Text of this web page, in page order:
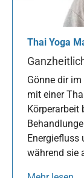
Thai Yoga
Gönne dir
mit einer
Körperarbeit
Energiefluss
während sie